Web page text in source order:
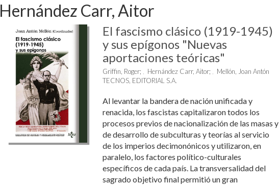
Hernández Carr, Aitor
El fascismo clásico (1919-1945)
y sus epígonos "Nuevas
aportaciones teóricas"
Griffin, Roger; Hernández Carr, Aitor;
Mellón, Joan Antón
TECNOS, EDITORIAL S.A.
Al levantar la bandera de nación unificada y
renacida, los fascistas capitalizaron todos los
procesos previos de nacionalización de las masas y
de desarrollo de subculturas y teorías al servicio
de los imperios decimonónicos y utilizaron, en
paralelo, los factores político-culturales
específicos de cada país. La transversalidad del
sagrado objetivo final permitió un gran